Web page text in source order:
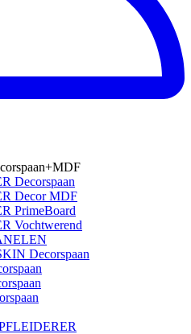
Decorspaan
Decor MDF
PrimeBoard
Vochtwerend
Decorspaan